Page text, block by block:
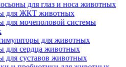
для глаз и носа животных
для ЖКТ животных
для мочеполовой системы
для животных
для сердца животных
для суставов животных